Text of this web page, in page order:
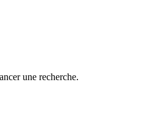
une recherche.